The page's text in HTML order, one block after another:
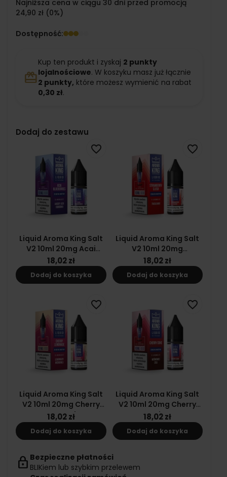
Najniższa cena w ciągu 30 dni przed promocją
24,90 zł (0%)
Dostępność:
redeem
Kup ten produkt i zyskaj 2 punkty
lojalnościowe. W koszyku masz już łącznie
2 punkty, które możesz wymienić na rabat
0,30 zł.
Dodaj do zestawu
Liquid Aroma King Salt
V2 10ml 20mg Acai
Blueberries
18,02 zł
Dodaj do koszyka
favorite_border
Liquid Aroma King Salt
V2 10ml 20mg
Strawberry Slush
18,02 zł
Dodaj do koszyka
favorite_border
Liquid Aroma King Salt
V2 10ml 20mg Cherry
Lemonade
18,02 zł
Dodaj do koszyka
favorite_border
Liquid Aroma King Salt
V2 10ml 20mg Cherry
Coke
18,02 zł
Dodaj do koszyka
favorite_border
lock Bezpieczne płatności
BLIKiem lub szybkim przelewem